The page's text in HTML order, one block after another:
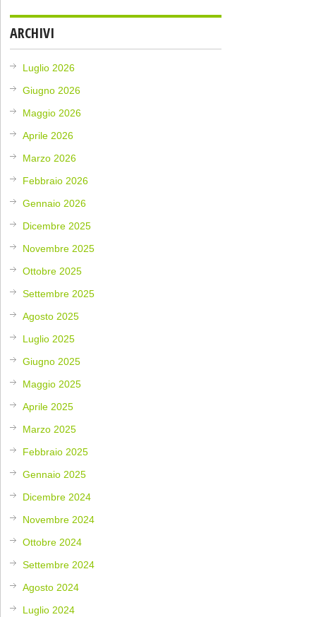
ARCHIVI
Luglio 2026
Giugno 2026
Maggio 2026
Aprile 2026
Marzo 2026
Febbraio 2026
Gennaio 2026
Dicembre 2025
Novembre 2025
Ottobre 2025
Settembre 2025
Agosto 2025
Luglio 2025
Giugno 2025
Maggio 2025
Aprile 2025
Marzo 2025
Febbraio 2025
Gennaio 2025
Dicembre 2024
Novembre 2024
Ottobre 2024
Settembre 2024
Agosto 2024
Luglio 2024